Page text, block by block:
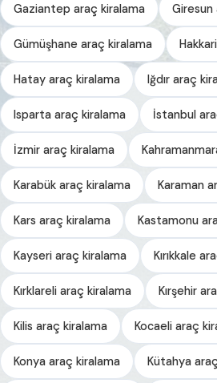
Gaziantep araç kiralama Giresun
Gümüşhane araç kiralama
Hatay araç kiralama Iğdır araç
Isparta araç kiralama İstanbul
İzmir araç kiralama
Karabük araç kiralama Karaman
Kars araç kiralama Kastamonu
Kayseri araç kiralama Kırıkkale
Kırklareli araç kiralama Kırşehir
Kilis araç kiralama Kocaeli araç
Konya araç kiralama Kütahya